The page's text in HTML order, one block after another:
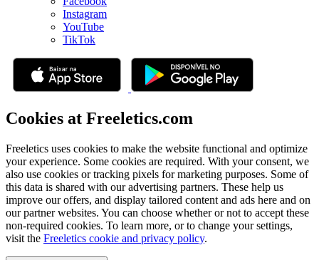
Instagram
YouTube
TikTok
Cookies at Freeletics.com
Freeletics uses cookies to make the website functional and optimize
your experience. Some cookies are required. With your consent, we
also use cookies or tracking pixels for marketing purposes. Some of
this data is shared with our advertising partners. These help us
improve our offers, and display tailored content and ads here and on
our partner websites. You can choose whether or not to accept these
non-required cookies. To learn more, or to change your settings,
visit the Freeletics cookie and privacy policy.